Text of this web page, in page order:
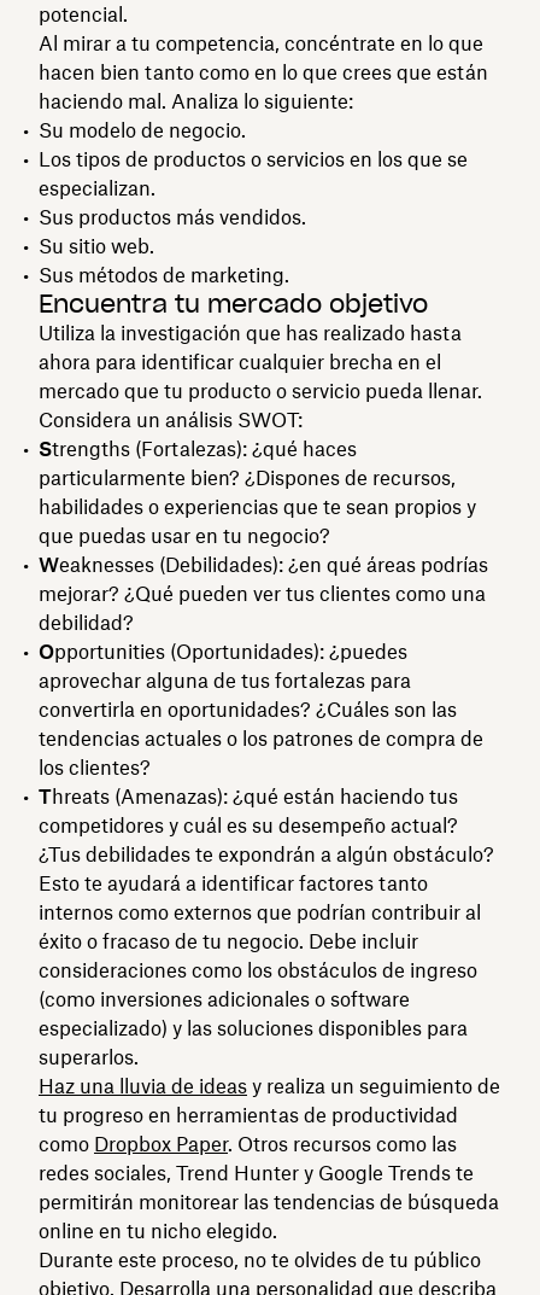
potencial.
Al mirar a tu competencia, concéntrate en lo que
hacen bien tanto como en lo que crees que están
haciendo mal. Analiza lo siguiente:
Su modelo de negocio.
Los tipos de productos o servicios en los que se
especializan.
Sus productos más vendidos.
Su sitio web.
Sus métodos de marketing.
Encuentra tu mercado objetivo
Utiliza la investigación que has realizado hasta
ahora para identificar cualquier brecha en el
mercado que tu producto o servicio pueda llenar.
Considera un análisis SWOT:
Strengths (Fortalezas): ¿qué haces
particularmente bien? ¿Dispones de recursos,
habilidades o experiencias que te sean propios y
que puedas usar en tu negocio?
Weaknesses (Debilidades): ¿en qué áreas podrías
mejorar? ¿Qué pueden ver tus clientes como una
debilidad?
Opportunities (Oportunidades): ¿puedes
aprovechar alguna de tus fortalezas para
convertirla en oportunidades? ¿Cuáles son las
tendencias actuales o los patrones de compra de
los clientes?
Threats (Amenazas): ¿qué están haciendo tus
competidores y cuál es su desempeño actual?
¿Tus debilidades te expondrán a algún obstáculo?
Esto te ayudará a identificar factores tanto
internos como externos que podrían contribuir al
éxito o fracaso de tu negocio. Debe incluir
consideraciones como los obstáculos de ingreso
(como inversiones adicionales o software
especializado) y las soluciones disponibles para
superarlos.
Haz una lluvia de ideas y realiza un seguimiento de
tu progreso en herramientas de productividad
como Dropbox Paper. Otros recursos como las
redes sociales, Trend Hunter y Google Trends te
permitirán monitorear las tendencias de búsqueda
online en tu nicho elegido.
Durante este proceso, no te olvides de tu público
objetivo. Desarrolla una personalidad que describa